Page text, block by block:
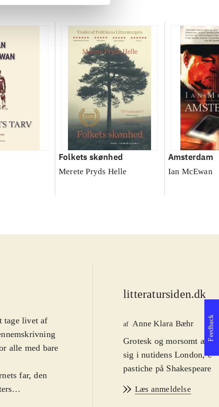
Folkets skønhed
Merete Pryds Helle
Amsterdam
Ian McEwan
tage livet af
alle med bare
far, den
litteratursiden.dk
af Anne Klara Bæhr
Grotesk og morsomt
sig i nutidens London, og
pastiche på
Læs anmeldelse
Feedback